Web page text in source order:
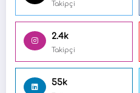
Takipçi
2.4k
Takipçi
55k